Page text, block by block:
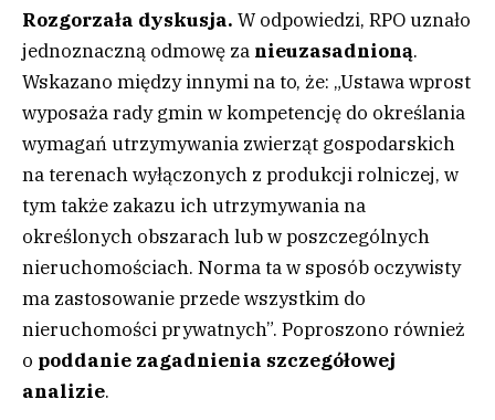
Rozgorzała dyskusja. W odpowiedzi, RPO uznało
jednoznaczną odmowę za nieuzasadnioną.
Wskazano między innymi na to, że: „Ustawa wprost
wyposaża rady gmin w kompetencję do określania
wymagań utrzymywania zwierząt gospodarskich
na terenach wyłączonych z produkcji rolniczej, w
tym także zakazu ich utrzymywania na
określonych obszarach lub w poszczególnych
nieruchomościach. Norma ta w sposób oczywisty
ma zastosowanie przede wszystkim do
nieruchomości prywatnych”. Poproszono również
o poddanie zagadnienia szczegółowej
analizie.